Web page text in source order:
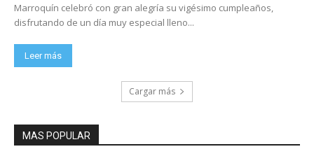
Marroquín celebró con gran alegría su vigésimo cumpleaños,
disfrutando de un día muy especial lleno...
Leer más
Cargar más
MAS POPULAR